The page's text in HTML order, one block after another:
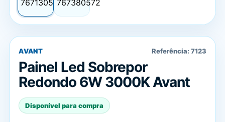
AVANT Referência: 7123
Painel Led Sobrepor
Redondo 6W 3000K Avant
Disponível para compra